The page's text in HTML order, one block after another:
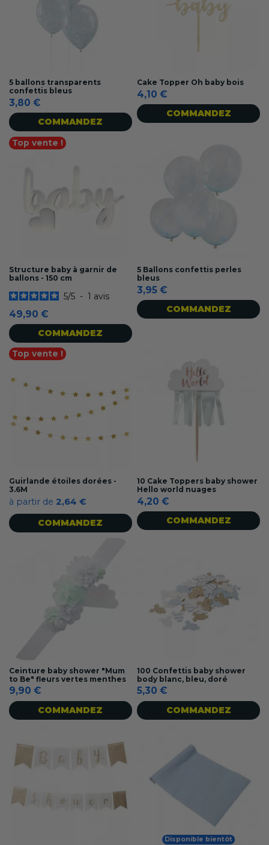
5 ballons transparents
confettis bleus
3,80 €
COMMANDEZ
Cake Topper Oh baby bois
4,10 €
COMMANDEZ
Top vente !
Structure baby à garnir de
ballons - 150 cm
5/5 - 1 avis
49,90 €
COMMANDEZ
5 Ballons confettis perles
bleus
3,95 €
COMMANDEZ
Top vente !
Guirlande étoiles dorées -
3.6M
à partir de 2,64 €
COMMANDEZ
10 Cake Toppers baby shower
Hello world nuages
4,20 €
COMMANDEZ
Ceinture baby shower "Mum
to Be" fleurs vertes menthes
9,90 €
COMMANDEZ
100 Confettis baby shower
body blanc, bleu, doré
5,30 €
COMMANDEZ
Disponible bientôt